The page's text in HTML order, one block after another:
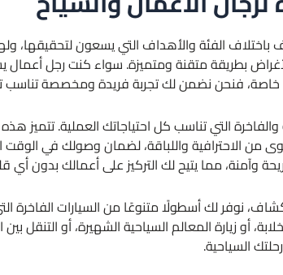
باختلاف الفئة والأهداف التي يسعون
بطريقة متقنة ومتميزة. سواء كنت رجل أعمال
خاصة، فنحن نضمن لك تجربة فريدة ومخصصة تناسب
التي تناسب كل احتياجاتك العملية. تتميز هذه
الاحترافية واللباقة، لضمان وصولك في الوقت
وآمنة، مما يتيح لك التركيز على أعمالك بدون أي
نوفر لك أسطولًا متنوعًا من السيارات الفاخرة
زيارة المعالم السياحية الشهيرة، أو التنقل
السياحية.